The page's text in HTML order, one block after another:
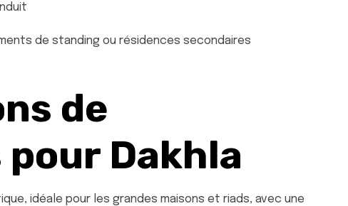
de standing ou résidences secondaires
de
Dakhla
idéale pour les grandes maisons et riads, avec une